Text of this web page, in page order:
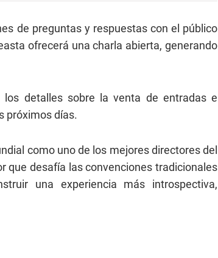
de preguntas y respuestas con el público
ofrecerá una charla abierta, generando
detalles sobre la venta de entradas e
próximos días.
como uno de los mejores directores del
que desafía las convenciones tradicionales
una experiencia más introspectiva,